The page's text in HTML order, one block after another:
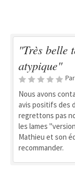
"Très belle
atypique"
Nous avons
avis positifs des
regrettons pas
les lames
Mathieu et son
recommander.